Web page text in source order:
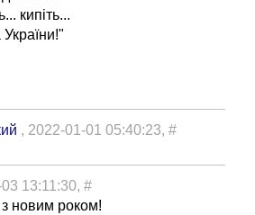
кипіть...
, 2022-01-01 05:40:23, #
13:11:30, #
з новим роком!